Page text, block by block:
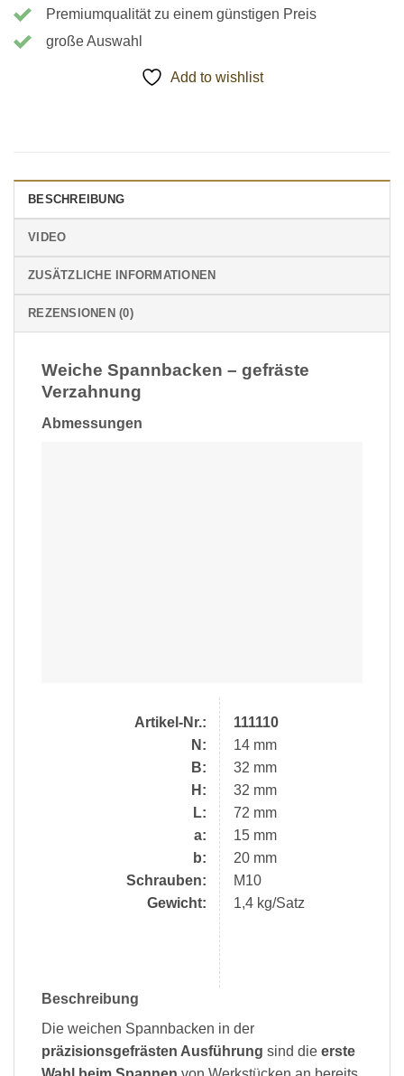
Premiumqualität zu einem günstigen Preis
große Auswahl
Add to wishlist
BESCHREIBUNG
VIDEO
ZUSÄTZLICHE INFORMATIONEN
REZENSIONEN (0)
Weiche Spannbacken – gefräste
Verzahnung
Abmessungen
Artikel-Nr.:
N:
B:
H:
L:
a:
b:
Schrauben:
Gewicht:
111110
14 mm
32 mm
32 mm
72 mm
15 mm
20 mm
M10
1,4 kg/Satz
Beschreibung
Die weichen Spannbacken in der
präzisionsgefrästen Ausführung sind die erste